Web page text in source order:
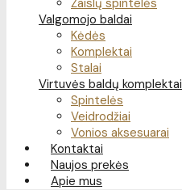
Žaislų spintelės
Valgomojo baldai
Kėdės
Komplektai
Stalai
Virtuvės baldų komplektai
Spintelės
Veidrodžiai
Vonios aksesuarai
Kontaktai
Naujos prekės
Apie mus